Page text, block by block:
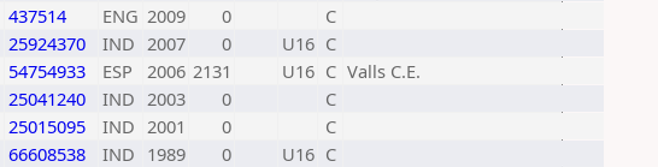
437514 ENG 2009 0
C
25924370 IND 2007 0 U16 C
54754933 ESP 2006 2131 U16 C Valls C.E.
25041240 IND 2003 0
C
25015095 IND 2001 0
C
66608538 IND 1989 0 U16 C